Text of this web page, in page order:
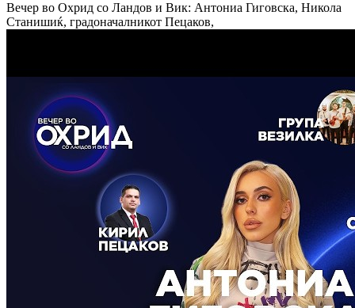
Вечер во Охрид со Ландов и Вик: Антониа Гиговска, Никола
Станишиќ, градоначалникот Пецаков,